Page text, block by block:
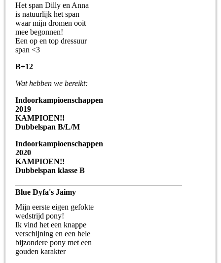
Het span Dilly en Anna
is natuurlijk het span
waar mijn dromen ooit
mee begonnen!
Een op en top dressuur
span <3
B+12
Wat hebben we bereikt:
Indoorkampioenschappen
2019
KAMPIOEN!!
Dubbelspan B/L/M
Indoorkampioenschappen
2020
KAMPIOEN!!
Dubbelspan klasse B
Blue Dyfa's Jaimy
Mijn eerste eigen gefokte
wedstrijd pony!
Ik vind het een knappe
verschijning en een hele
bijzondere pony met een
gouden karakter